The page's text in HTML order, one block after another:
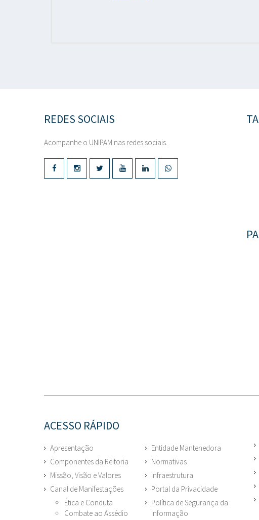
REDES SOCIAIS
Acompanhe o UNIPAM nas redes sociais.
ACESSO RÁPIDO
Apresentação
Componentes da Reitoria
Missão, Visão e Valores
Canal de Manifestações
Ética e Conduta
Combate ao Assédio
Entidade Mantenedora
Normativas
Infraestrutura
Portal da Privacidade
Política de Segurança da
Informação